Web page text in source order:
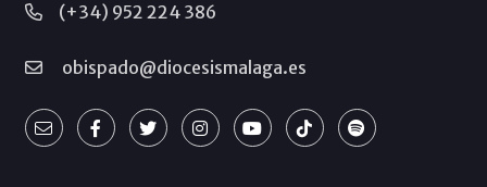
(+34) 952 224 386
obispado@diocesismalaga.es